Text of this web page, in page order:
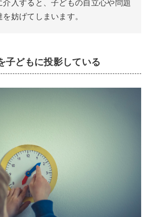
介入すると、子どもの自立心や問題
妨げてしまいます。
子どもに投影している